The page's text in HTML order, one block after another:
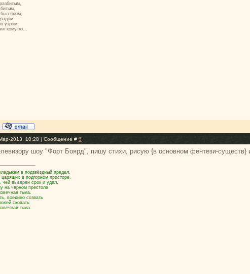
ядом,
утром,
кому-то...
2013, 10:28 | Сообщение # 5
шоу "Форт Боярд", пишу стихи, рисую {в основном фентези-существ}
в подзвёздный предел,
в подгорном просторе,
выверен срок и удел,
на черном престоле
тьма.
воедино созвать
сковать
тьма.